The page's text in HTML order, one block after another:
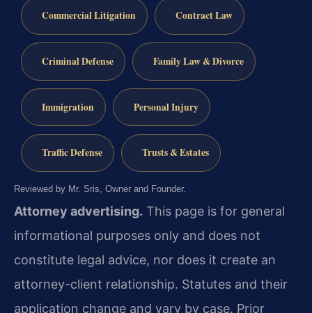
Commercial Litigation Contract Law
Criminal Defense Family Law & Divorce
Immigration Personal Injury
Traffic Defense Trusts & Estates
Reviewed by Mr. Sris, Owner and Founder.
Attorney advertising. This page is for general
informational purposes only and does not
constitute legal advice, nor does it create an
attorney-client relationship. Statutes and their
application change and vary by case. Prior